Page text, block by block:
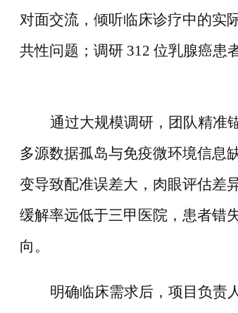
对面交流，倾听临床诊疗中的实
共性问题；调研 312 位乳腺癌患
通过大规模调研，团队精准
多源数据孤岛与免疫微环境信息
变导致配准误差大，肉眼评估差
缓解率远低于三甲医院，患者错
向。
明确临床需求后，项目负责